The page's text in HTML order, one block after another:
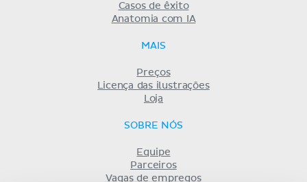
Casos de êxito
Anatomia com IA
MAIS
Preços
Licença das ilustrações
Loja
SOBRE NÓS
Equipe
Parceiros
Vagas de empregos